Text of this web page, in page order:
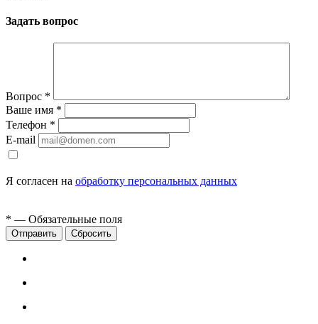
Задать вопрос
Вопрос *
Ваше имя *
Телефон *
E-mail
Я согласен на обработку персональных данных
* — Обязательные поля
Сбросить